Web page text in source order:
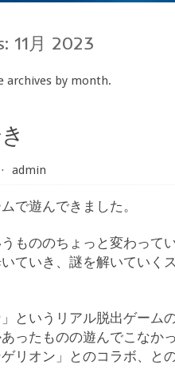
11月 2023
archives by month.
⋅ admin
で遊んできました。
うもののちょっと変わって
ていき、謎を解いていく
」というリアル脱出ゲーム
ったものの遊んでこなか
リオン」とのコラボ、と